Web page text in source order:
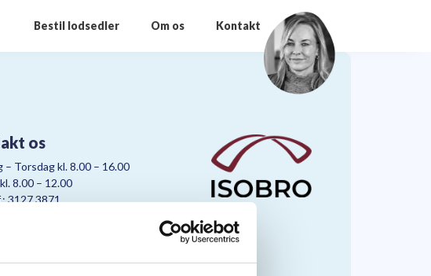
Bestil lodsedler Om os Kontakt
os
– Torsdag kl. 8.00 – 16.00
8.00 – 12.00
3127 3871